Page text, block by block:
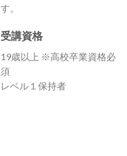
す。
受講資格
19歳以上 ※高校卒業資格必
須
レベル１保持者